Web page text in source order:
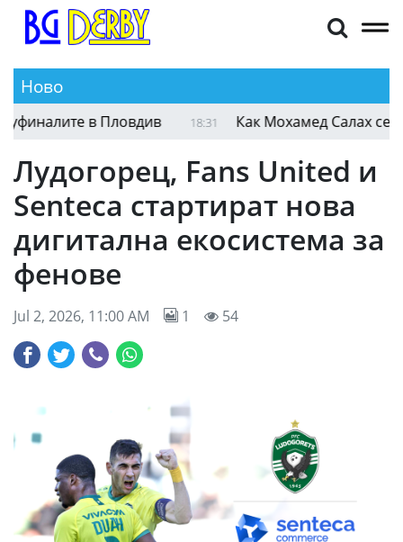
Ново
19:21 Нестеров победи Андреев за място на
Лудогорец, Fans United и
Senteca стартират нова
дигитална екосистема за
фенове
Jul 2, 2026, 11:00 AM 1 54